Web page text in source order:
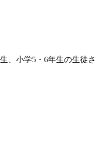
小学5・6年生の生徒